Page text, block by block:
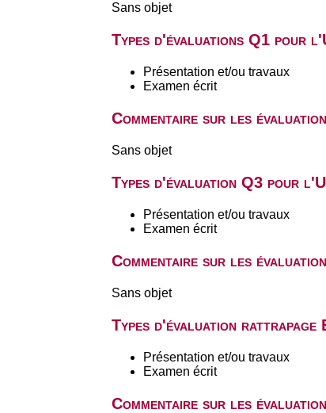
Sans objet
Types d'évaluations Q1 pour
Présentation et/ou travaux
Examen écrit
Commentaire sur les
Sans objet
Types d'évaluation Q3 pour
Présentation et/ou travaux
Examen écrit
Commentaire sur les
Sans objet
Types d'évaluation
Présentation et/ou travaux
Examen écrit
Commentaire sur les